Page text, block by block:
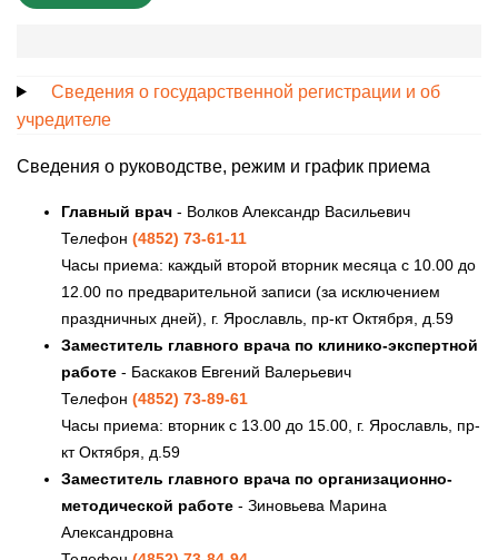
Сведения о государственной регистрации и об
учредителе
Сведения о руководстве, режим и график приема
Главный врач - Волков Александр Васильевич
Телефон (4852) 73-61-11
Часы приема: каждый второй вторник месяца с 10.00 до
12.00 по предварительной записи (за исключением
праздничных дней), г. Ярославль, пр-кт Октября, д.59
Заместитель главного врача по клинико-экспертной
работе - Баскаков Евгений Валерьевич
Телефон (4852) 73-89-61
Часы приема: вторник с 13.00 до 15.00, г. Ярославль, пр-
кт Октября, д.59
Заместитель главного врача по организационно-
методической работе - Зиновьева Марина
Александровна